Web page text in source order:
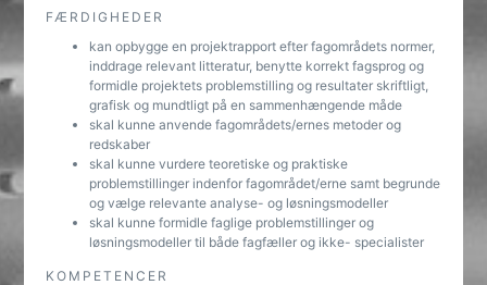
FÆRDIGHEDER
kan opbygge en projektrapport efter fagområdets normer,
inddrage relevant litteratur, benytte korrekt fagsprog og
formidle projektets problemstilling og resultater skriftligt,
grafisk og mundtligt på en sammenhængende måde
skal kunne anvende fagområdets/ernes metoder og
redskaber
skal kunne vurdere teoretiske og praktiske
problemstillinger indenfor fagområdet/erne samt begrunde
og vælge relevante analyse- og løsningsmodeller
skal kunne formidle faglige problemstillinger og
løsningsmodeller til både fagfæller og ikke- specialister
KOMPETENCER